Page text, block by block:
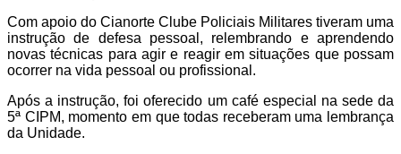
Com apoio do Cianorte Clube Policiais Militares tiveram uma
instrução de defesa pessoal, relembrando e aprendendo
novas técnicas para agir e reagir em situações que possam
ocorrer na vida pessoal ou profissional.
Após a instrução, foi oferecido um café especial na sede da
5ª CIPM, momento em que todas receberam uma lembrança
da Unidade.